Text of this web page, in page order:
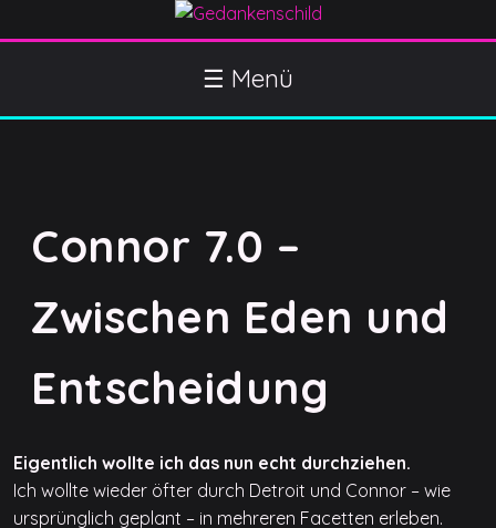
k
t
☰ Menü
Connor 7.0 –
Zwischen Eden und
Entscheidung
Eigentlich wollte ich das nun echt durchziehen.
Ich wollte wieder öfter durch Detroit und Connor – wie
ursprünglich geplant – in mehreren Facetten erleben.